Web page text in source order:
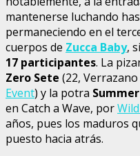
mantenerse luchando
permaneciendo en el
cuerpos de Zucca Baby,
17 participantes. La
Zero Sete (22,
Event) y la potra
en Catch a Wave, por
años, pues los maduros
puesto hacia atrás.